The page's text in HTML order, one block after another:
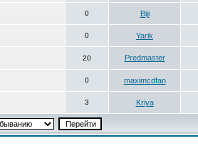
0 Biji
0 Yarik
20 Predmaster
0 maximcdfan
3 Kriya